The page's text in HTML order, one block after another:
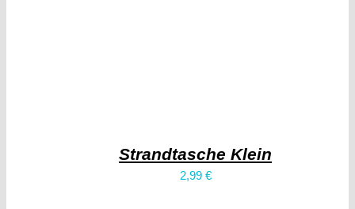
Strandtasche Klein
2,99 €